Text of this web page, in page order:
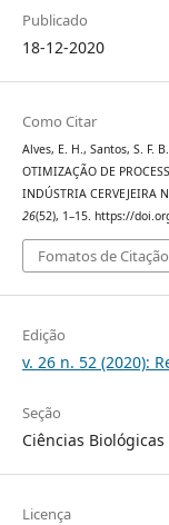
Publicado
18-12-2020
Como Citar
Alves, E. H., Santos, S. F.
OTIMIZAÇÃO DE
INDÚSTRIA CERVEJEIRA
26(52), 1–15. https://
Fomatos de Citação
Edição
v. 26 n. 52 (2020):
Seção
Ciências Biológicas
Licença